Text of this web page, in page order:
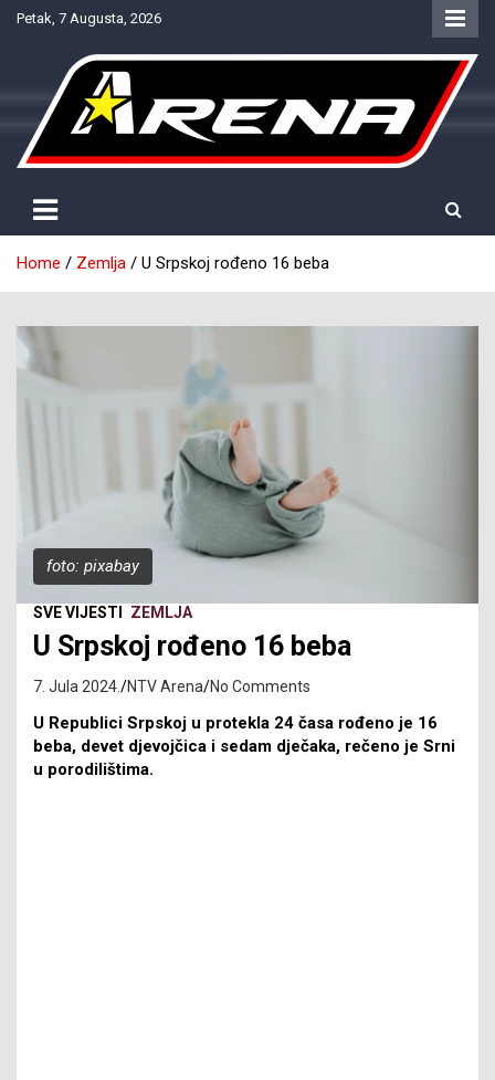
SkipPetak, 7 Augusta, 2026
NTV Arena
Home Zemlja U Srpskoj rođeno 16 beba
foto: pixabay
SVE VIJESTI ZEMLJA
U Srpskoj rođeno 16 beba
7. Jula 2024. NTV Arena No Comments
U Republici Srpskoj u protekla 24 časa rođeno je 16
beba, devet djevojčica i sedam dječaka, rečeno je Srni
u porodilištima.